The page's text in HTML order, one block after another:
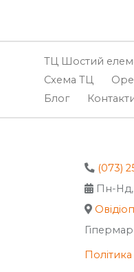
ТЦ Шостий
Схема ТЦ
Блог
(073)
Пн-Нд,